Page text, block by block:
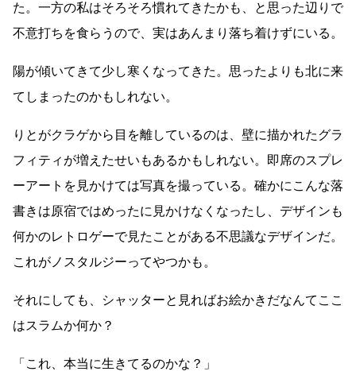
た。一方の私はそろそろ慣れてきたかも、と思った辺りで
不意打ちを食らうので、実はあんまり落ち着けずにいる。
陽が傾いてきて少し寒くなってきた。思ったよりも北に来
てしまったのかもしれない。
りとがクラゲから目を離しているのは、壁に描かれたグラ
フィティが増えたせいもあるかもしれない。即席のスプレ
ーアートを見かけては写真を撮っている。確かにこんな落
書きは原宿ではめったに見かけなくなったし、デザインも
何かのレトロゲーで見たことがある不思議なデザインだ。
これがノスタルジーってやつかも。
それにしても、シャッターと見ればお絵かきだなんてここ
はスラムか何か？
「これ、本当に生きてるのかな？」